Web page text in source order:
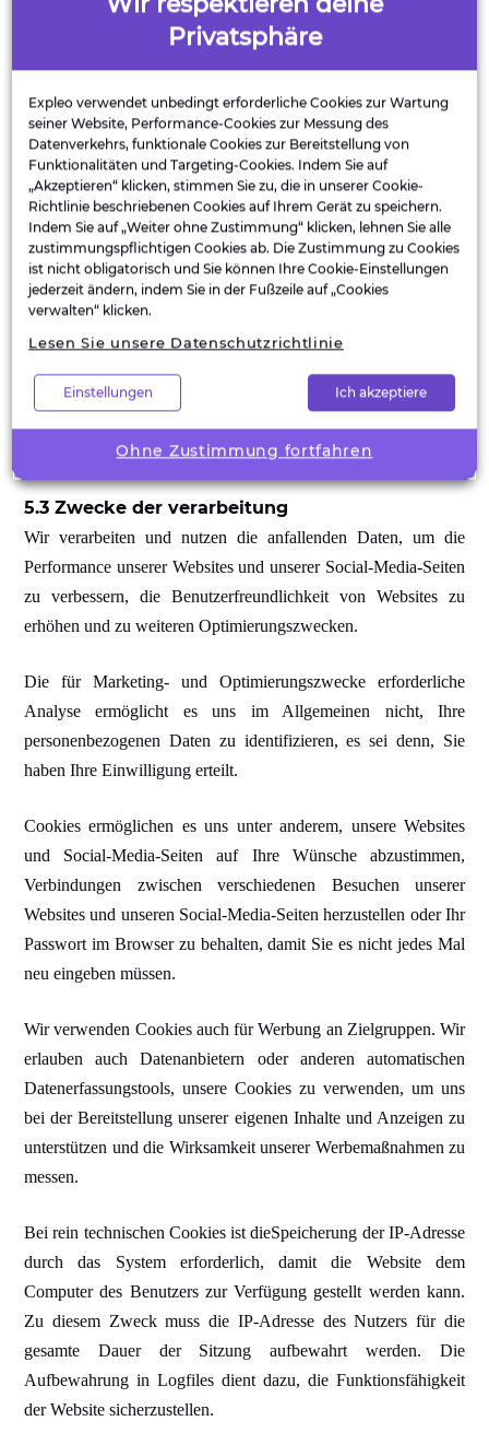
oder leistungsbezogen sind, werden nur nach Ihrer
ausdrücklichen Zustimmung installiert.
Einige Cookies können Daten an Dritte übertragen, die sich
innerhalb oder außerhalb der EU oder des EWR befinden
können.
5.2 Rechtsgrundlage
Die angegebenen Cookies, Plugins und Tracking-Maßnahmen
führen zu einer Verarbeitung, die durch unser berechtigtes
Interesse gerechtfertigt ist, wenn sie unbedingt erforderlich sind
oder zur Leistungsmessung.
Für Cookies, Plugins und Tracking-Maßnahmen im
Rechtsgrundlage Ihre Einwilligung.
5.3 Zwecke der verarbeitung
Wir verarbeiten und nutzen die anfallenden Daten, um die
Performance unserer Websites und unserer Social-Media-Seiten
zu verbessern, die Benutzerfreundlichkeit von Websites zu
erhöhen und zu weiteren Optimierungszwecken.
Die für Marketing- und Optimierungszwecke erforderliche
Analyse ermöglicht es uns im Allgemeinen nicht, Ihre
personenbezogenen Daten zu identifizieren, es sei denn, Sie
haben Ihre Einwilligung erteilt.
Cookies ermöglichen es uns unter anderem, unsere Websites
und Social-Media-Seiten auf Ihre Wünsche abzustimmen,
Verbindungen zwischen verschiedenen Besuchen unserer
Websites und unseren Social-Media-Seiten herzustellen oder Ihr
Passwort im Browser zu behalten, damit Sie es nicht jedes Mal
neu eingeben müssen.
Wir verwenden Cookies auch für Werbung an Zielgruppen. Wir
erlauben auch Datenanbietern oder anderen automatischen
Datenerfassungstools, unsere Cookies zu verwenden, um uns
bei der Bereitstellung unserer eigenen Inhalte und Anzeigen zu
unterstützen und die Wirksamkeit unserer Werbemaßnahmen zu
messen.
Bei rein technischen Cookies ist dieSpeicherung der IP-Adresse
durch das System erforderlich, damit die Website dem
Computer des Benutzers zur Verfügung gestellt werden kann.
Zu diesem Zweck muss die IP-Adresse des Nutzers für die
gesamte Dauer der Sitzung aufbewahrt werden. Die
Aufbewahrung in Logfiles dient dazu, die Funktionsfähigkeit
der Website sicherzustellen.
Privatsphäre
Expleo verwendet unbedingt erforderliche Cookies zur Wartung
seiner Website, Performance-Cookies zur Messung des
Datenverkehrs, funktionale Cookies zur Bereitstellung von
Funktionalitäten und Targeting-Cookies. Indem Sie auf
„Akzeptieren“ klicken, stimmen Sie zu, die in unserer Cookie-
Richtlinie beschriebenen Cookies auf Ihrem Gerät zu speichern.
Indem Sie auf „Weiter ohne Zustimmung“ klicken, lehnen Sie alle
zustimmungspflichtigen Cookies ab. Die Zustimmung zu Cookies
ist nicht obligatorisch und Sie können Ihre Cookie-Einstellungen
jederzeit ändern, indem Sie in der Fußzeile auf „Cookies
verwalten“ klicken.
Lesen Sie unsere Datenschutzrichtlinie
Einstellungen Ich akzeptiere
Ohne Zustimmung fortfahren